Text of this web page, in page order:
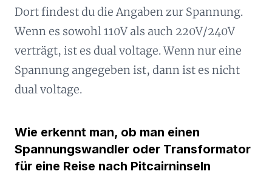
Dort findest du die Angaben zur Spannung.
Wenn es sowohl 110V als auch 220V/240V
verträgt, ist es dual voltage. Wenn nur eine
Spannung angegeben ist, dann ist es nicht
dual voltage.
Wie erkennt man, ob man einen
Spannungswandler oder Transformator
für eine Reise nach Pitcairninseln